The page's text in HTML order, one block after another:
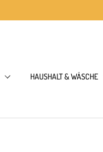
HAUSHALT & WÄSCHE